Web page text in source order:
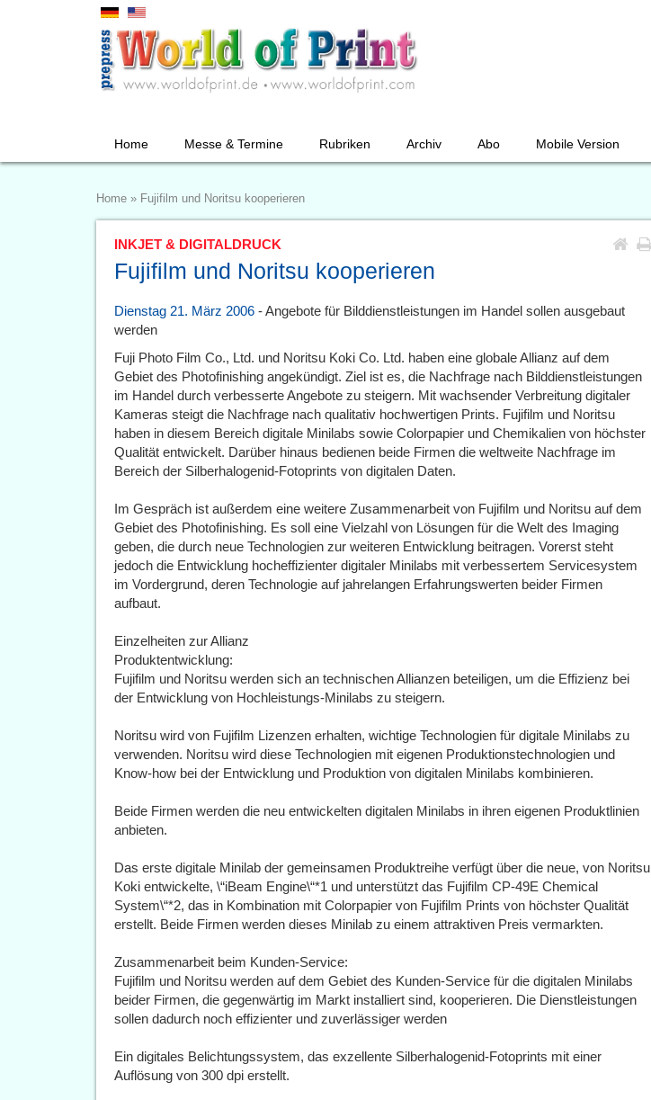
Home Messe & Termine Rubriken Archiv Abo Mobile Version
Home » Fujifilm und Noritsu kooperieren
INKJET & DIGITALDRUCK
Fujifilm und Noritsu kooperieren
Dienstag 21. März 2006 - Angebote für Bilddienstleistungen im Handel sollen ausgebaut
werden
Fuji Photo Film Co., Ltd. und Noritsu Koki Co. Ltd. haben eine globale Allianz auf dem
Gebiet des Photofinishing angekündigt. Ziel ist es, die Nachfrage nach Bilddienstleistungen
im Handel durch verbesserte Angebote zu steigern. Mit wachsender Verbreitung digitaler
Kameras steigt die Nachfrage nach qualitativ hochwertigen Prints. Fujifilm und Noritsu
haben in diesem Bereich digitale Minilabs sowie Colorpapier und Chemikalien von höchster
Qualität entwickelt. Darüber hinaus bedienen beide Firmen die weltweite Nachfrage im
Bereich der Silberhalogenid-Fotoprints von digitalen Daten.
Im Gespräch ist außerdem eine weitere Zusammenarbeit von Fujifilm und Noritsu auf dem
Gebiet des Photofinishing. Es soll eine Vielzahl von Lösungen für die Welt des Imaging
geben, die durch neue Technologien zur weiteren Entwicklung beitragen. Vorerst steht
jedoch die Entwicklung hocheffizienter digitaler Minilabs mit verbessertem Servicesystem
im Vordergrund, deren Technologie auf jahrelangen Erfahrungswerten beider Firmen
aufbaut.
Einzelheiten zur Allianz
Produktentwicklung:
Fujifilm und Noritsu werden sich an technischen Allianzen beteiligen, um die Effizienz bei
der Entwicklung von Hochleistungs-Minilabs zu steigern.
Noritsu wird von Fujifilm Lizenzen erhalten, wichtige Technologien für digitale Minilabs zu
verwenden. Noritsu wird diese Technologien mit eigenen Produktionstechnologien und
Know-how bei der Entwicklung und Produktion von digitalen Minilabs kombinieren.
Beide Firmen werden die neu entwickelten digitalen Minilabs in ihren eigenen Produktlinien
anbieten.
Das erste digitale Minilab der gemeinsamen Produktreihe verfügt über die neue, von Noritsu
Koki entwickelte, \“iBeam Engine\“*1 und unterstützt das Fujifilm CP-49E Chemical
System\“*2, das in Kombination mit Colorpapier von Fujifilm Prints von höchster Qualität
erstellt. Beide Firmen werden dieses Minilab zu einem attraktiven Preis vermarkten.
Zusammenarbeit beim Kunden-Service:
Fujifilm und Noritsu werden auf dem Gebiet des Kunden-Service für die digitalen Minilabs
beider Firmen, die gegenwärtig im Markt installiert sind, kooperieren. Die Dienstleistungen
sollen dadurch noch effizienter und zuverlässiger werden
Ein digitales Belichtungssystem, das exzellente Silberhalogenid-Fotoprints mit einer
Auflösung von 300 dpi erstellt.